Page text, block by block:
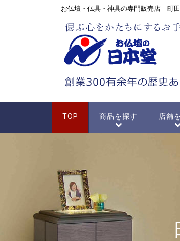
お仏壇・仏具・神具の専門販売店｜町
TOP 商品を探す 店舗